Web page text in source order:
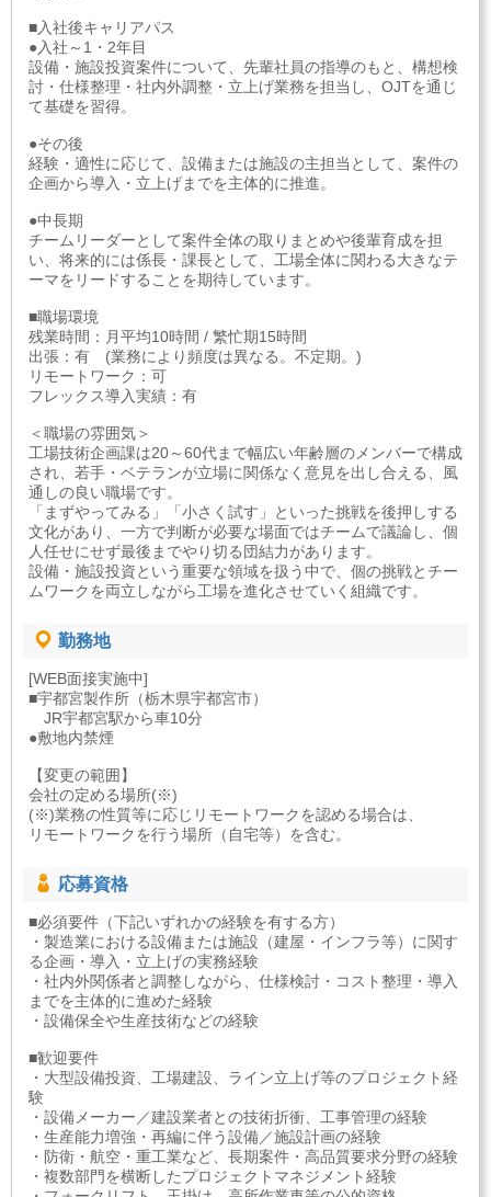
■入社後キャリアパス
●入社～1・2年目
設備・施設投資案件について、先輩社員の指導のもと、構想検
討・仕様整理・社内外調整・立上げ業務を担当し、OJTを通じ
て基礎を習得。
●その後
経験・適性に応じて、設備または施設の主担当として、案件の
企画から導入・立上げまでを主体的に推進。
●中長期
チームリーダーとして案件全体の取りまとめや後輩育成を担
い、将来的には係長・課長として、工場全体に関わる大きなテ
ーマをリードすることを期待しています。
■職場環境
残業時間：月平均10時間 / 繁忙期15時間
出張：有 (業務により頻度は異なる。不定期。)
リモートワーク：可
フレックス導入実績：有
＜職場の雰囲気＞
工場技術企画課は20～60代まで幅広い年齢層のメンバーで構成
され、若手・ベテランが立場に関係なく意見を出し合える、風
通しの良い職場です。
「まずやってみる」「小さく試す」といった挑戦を後押しする
文化があり、一方で判断が必要な場面ではチームで議論し、個
人任せにせず最後までやり切る団結力があります。
設備・施設投資という重要な領域を扱う中で、個の挑戦とチー
ムワークを両立しながら工場を進化させていく組織です。
勤務地
[WEB面接実施中]
■宇都宮製作所（栃木県宇都宮市）
JR宇都宮駅から車10分
●敷地内禁煙
【変更の範囲】
会社の定める場所(※)
(※)業務の性質等に応じリモートワークを認める場合は、
リモートワークを行う場所（自宅等）を含む。
応募資格
■必須要件（下記いずれかの経験を有する方）
・製造業における設備または施設（建屋・インフラ等）に関す
る企画・導入・立上げの実務経験
・社内外関係者と調整しながら、仕様検討・コスト整理・導入
までを主体的に進めた経験
・設備保全や生産技術などの経験
■歓迎要件
・大型設備投資、工場建設、ライン立上げ等のプロジェクト経
験
・設備メーカー／建設業者との技術折衝、工事管理の経験
・生産能力増強・再編に伴う設備／施設計画の経験
・防衛・航空・重工業など、長期案件・高品質要求分野の経験
・複数部門を横断したプロジェクトマネジメント経験